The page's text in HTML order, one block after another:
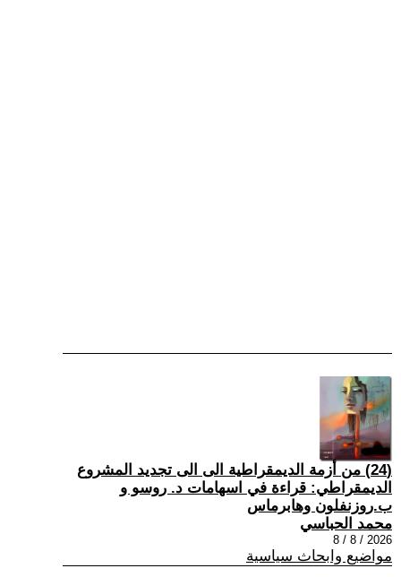
(24) من أزمة الديمقراطية الى الى تجديد المشروع
الديمقراطي: قراءة في اسهامات د. روسو و
ب.روزنفلون وهابرماس
محمد الحباسي
2026 / 8 / 8
مواضيع وابحاث سياسية